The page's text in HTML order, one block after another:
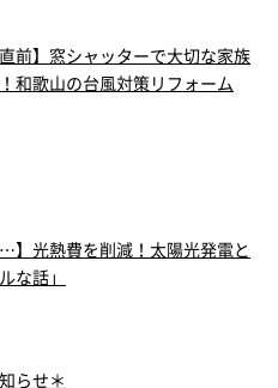
前】窓シャッターで大切な家族
和歌山の台風対策リフォーム
…】光熱費を削減！太陽光発電と
な話」
らせ＊